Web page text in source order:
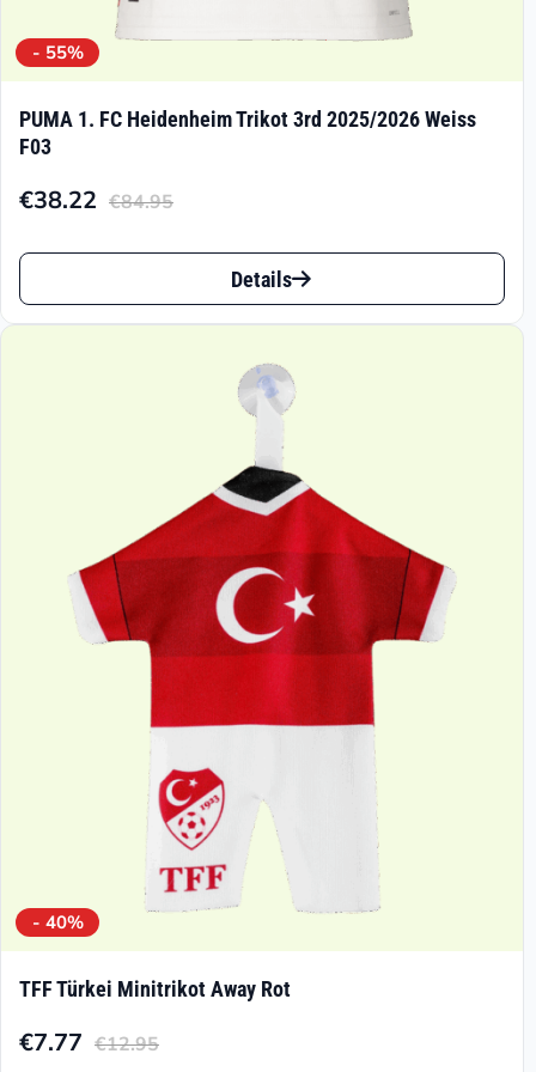
- 55%
PUMA 1. FC Heidenheim Trikot 3rd 2025/2026 Weiss
F03
€84.95
Ursprünglicher
Preis
€84.95
€38.22
Aktueller
Preis
€38.22.
Dieses
Produkt
Optionen
können
Produktseite
Details
- 40%
TFF Türkei Minitrikot Away Rot
€12.95
Ursprünglicher
€7.77
Aktueller